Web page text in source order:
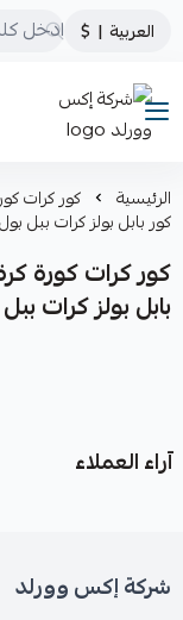
العربية |
$
شركة إكس وورلد
الرئيسية كور كرات
كور بابل بولز كرات ببل
كور كرات كورة
بابل بولز كرات
آراء العملاء
شركة إكس وورلد